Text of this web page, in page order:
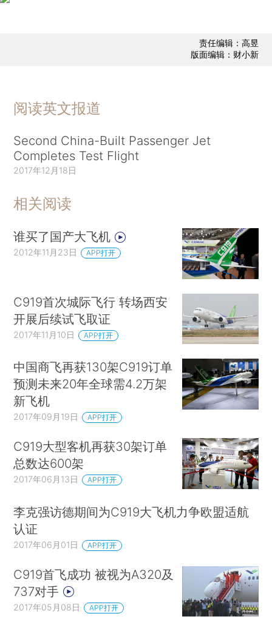
责任编辑：高昱
版面编辑：财小新
阅读英文报道
Second China-Built Passenger Jet
Completes Test Flight
2017年12月18日
相关阅读
谁买了国产大飞机
2012年11月23日 APP打开
C919首次城际飞行 转场西安
开展后续试飞取证
2017年11月10日 APP打开
中国商飞再获130架C919订单
预测未来20年全球需4.2万架
新飞机
2017年09月19日 APP打开
C919大型客机再获30架订单
总数达600架
2017年06月13日 APP打开
李克强访德期间为C919大飞机力争欧盟适航
认证
2017年06月01日 APP打开
C919首飞成功 被视为A320及
737对手
2017年05月08日 APP打开